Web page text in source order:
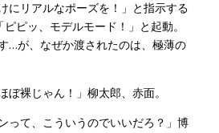
にリアルなポーズを！」と指示する
ピッ、モデルモード！」と起動。
…が、なぜか渡されたのは、極薄の
ぼ裸じゃん！」柳太郎、赤面。
って、こういうのでいいだろ？」博